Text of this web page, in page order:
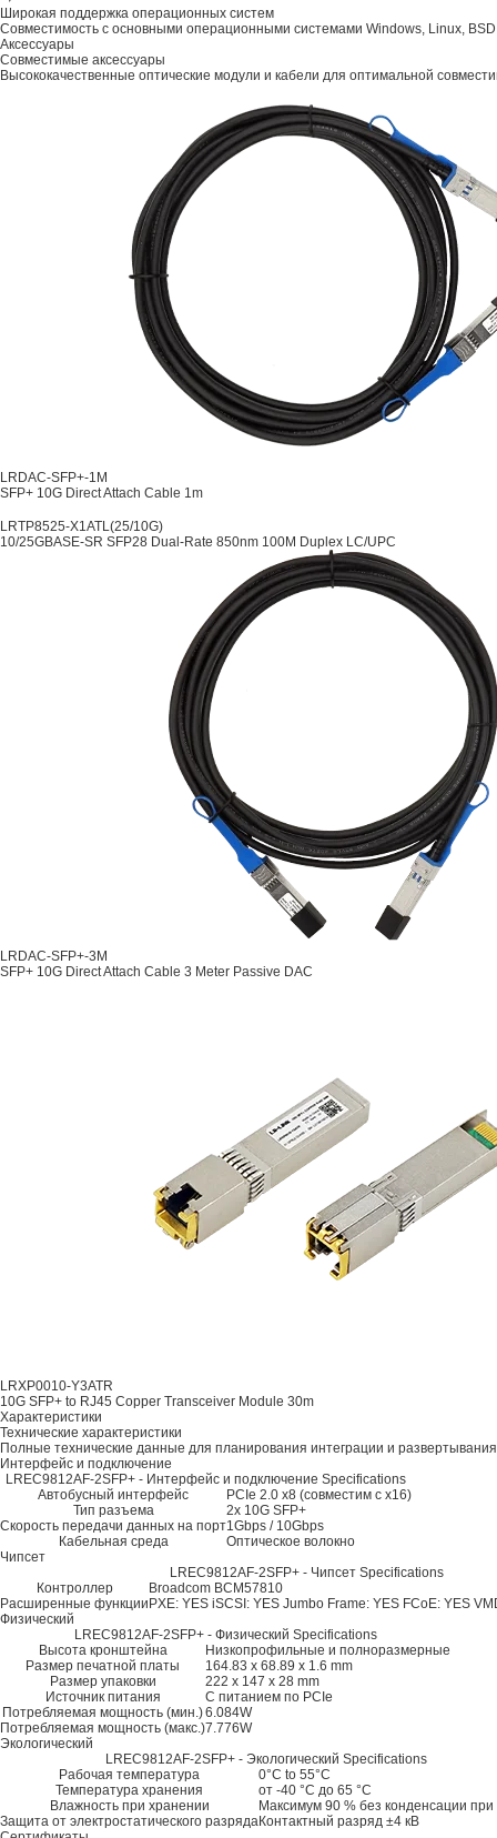
Широкая поддержка операционных систем
Совместимость с основными операционными системами Windows, Linux,
Аксессуары
Совместимые аксессуары
Высококачественные оптические модули и кабели для оптимальной
LRDAC-SFP+-1M
SFP+ 10G Direct Attach Cable 1m
LRTP8525-X1ATL(25/10G)
10/25GBASE-SR SFP28 Dual-Rate 850nm 100M Duplex LC/UPC
LRDAC-SFP+-3M
SFP+ 10G Direct Attach Cable 3 Meter Passive DAC
LRXP0010-Y3ATR
10G SFP+ to RJ45 Copper Transceiver Module 30m
Характеристики
Технические характеристики
Полные технические данные для планирования интеграции и
Интерфейс и подключение
LREC9812AF-2SFP+ - Интерфейс и подключение Specifications
Автобусный интерфейс
PCIe 2.0 x8 (совместим с x16)
Тип разъема
2x 10G SFP+
Скорость передачи данных на порт1Gbps / 10Gbps
Кабельная среда
Оптическое волокно
Чипсет
LREC9812AF-2SFP+ - Чипсет Specifications
Контроллер
Broadcom BCM57810
Расширенные функции PXE: YES iSCSI: YES Jumbo Frame: YES FCoE: YES
Физический
LREC9812AF-2SFP+ - Физический Specifications
Высота кронштейна
Низкопрофильные и полноразмерные
Размер печатной платы
164.83 x 68.89 x 1.6 mm
Размер упаковки
222 x 147 x 28 mm
Источник питания
С питанием по PCIe
Потребляемая мощность (мин.)6.084W
Потребляемая мощность (макс.)7.776W
Экологический
LREC9812AF-2SFP+ - Экологический Specifications
Рабочая температура
0°C to 55°C
Температура хранения
от -40 °C до 65 °C
Влажность при хранении
Максимум 90 % без конденсации при
Защита от электростатического разрядаКонтактный разряд ±4 кВ